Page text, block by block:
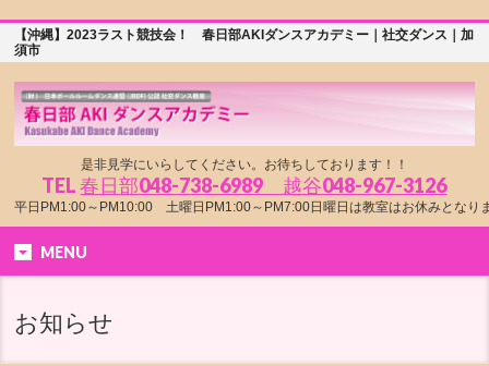
【沖縄】2023ラスト競技会！ 春日部AKIダンスアカデミー｜社交ダンス｜加
須市
是非見学にいらしてください。お待ちしております！！
TEL春日部048-738-6989 越谷048-967-3126
平日PM1:00～PM10:00 土曜日PM1:00～PM7:00日曜日は教室はお休みとなり
MENU
お知らせ